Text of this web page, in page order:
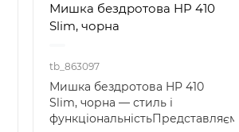
Мишка бездротова HP 410
Slim, чорна
tb_863097
Мишка бездротова HP 410
Slim, чорна — стиль і
функціональністьПредставляємо